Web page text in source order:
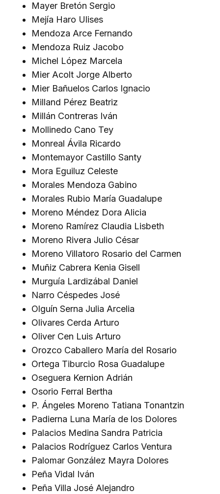
Mayer Bretón Sergio
Mejía Haro Ulises
Mendoza Arce Fernando
Mendoza Ruiz Jacobo
Michel López Marcela
Mier Acolt Jorge Alberto
Mier Bañuelos Carlos Ignacio
Milland Pérez Beatriz
Millán Contreras Iván
Mollinedo Cano Tey
Monreal Ávila Ricardo
Montemayor Castillo Santy
Mora Eguiluz Celeste
Morales Mendoza Gabino
Morales Rubio María Guadalupe
Moreno Méndez Dora Alicia
Moreno Ramírez Claudia Lisbeth
Moreno Rivera Julio César
Moreno Villatoro Rosario del Carmen
Muñiz Cabrera Kenia Gisell
Murguía Lardizábal Daniel
Narro Céspedes José
Olguín Serna Julia Arcelia
Olivares Cerda Arturo
Oliver Cen Luis Arturo
Orozco Caballero María del Rosario
Ortega Tiburcio Rosa Guadalupe
Oseguera Kernion Adrián
Osorio Ferral Bertha
P. Ángeles Moreno Tatiana Tonantzin
Padierna Luna María de los Dolores
Palacios Medina Sandra Patricia
Palacios Rodríguez Carlos Ventura
Palomar González Mayra Dolores
Peña Vidal Iván
Peña Villa José Alejandro